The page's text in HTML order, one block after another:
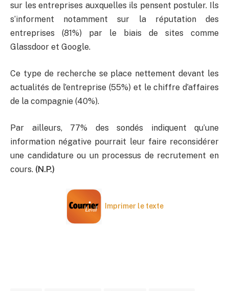
sur les entreprises auxquelles ils pensent postuler. Ils
s’informent notamment sur la réputation des
entreprises (81%) par le biais de sites comme
Glassdoor et Google.
Ce type de recherche se place nettement devant les
actualités de l’entreprise (55%) et le chiffre d’affaires
de la compagnie (40%).
Par ailleurs, 77% des sondés indiquent qu’une
information négative pourrait leur faire reconsidérer
une candidature ou un processus de recrutement en
cours. (N.P.)
Imprimer le texte